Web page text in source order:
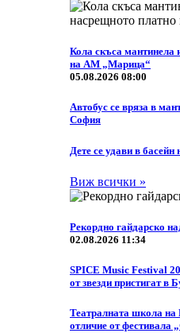
Кола скъса мантинела
на АМ „Марица“
05.08.2026 08:00
Автобус се вряза в
София
Дете се удави в
Виж всички »
Рекордно гайдарско
02.08.2026 11:34
SPICE Music Festival
от звезди пристигат в
Театралната школа
отличие от фестивала